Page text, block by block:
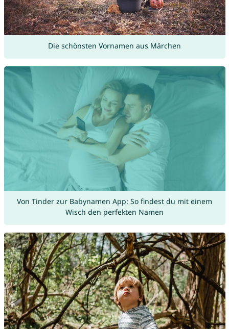
Die schönsten Vornamen aus Märchen
Von Tinder zur Babynamen App: So findest du mit einem
Wisch den perfekten Namen